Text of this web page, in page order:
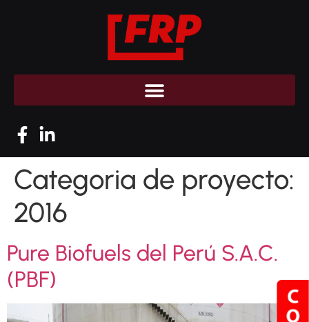
Categoria de proyecto:
2016
Pure Biofuels del Perú S.A.C.
(PBF)